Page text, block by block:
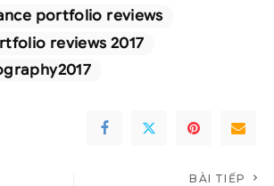
portfolio reviews
reviews 2017
BÀI TIẾP